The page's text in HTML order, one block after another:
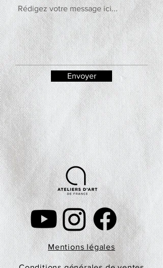
Envoyer
Mentions légales